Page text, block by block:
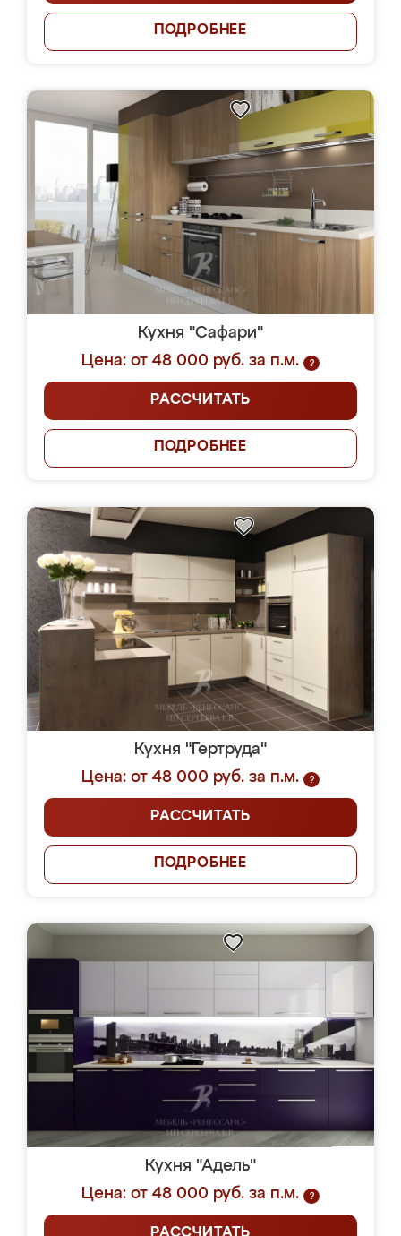
ПОДРОБНЕЕ
Кухня "Сафари"
Цена: от 48 000 руб. за п.м.
?
РАССЧИТАТЬ
ПОДРОБНЕЕ
Кухня "Гертруда"
Цена: от 48 000 руб. за п.м.
?
РАССЧИТАТЬ
ПОДРОБНЕЕ
Кухня "Адель"
Цена: от 48 000 руб. за п.м.
?